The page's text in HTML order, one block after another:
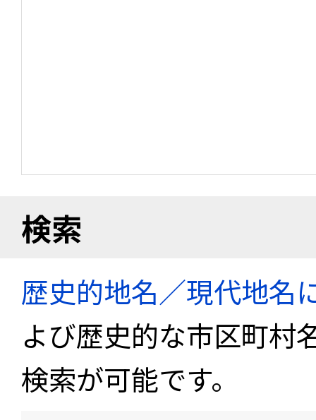
検索
歴史的地名／現代地名
よび歴史的な市区町村
検索が可能です。